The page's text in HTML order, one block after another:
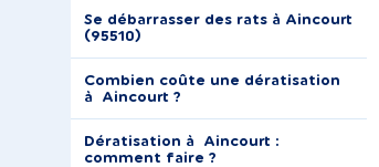
Se débarrasser des rats à Aincourt
(95510)
Combien coûte une dératisation
à Aincourt ?
Dératisation à Aincourt :
comment faire ?